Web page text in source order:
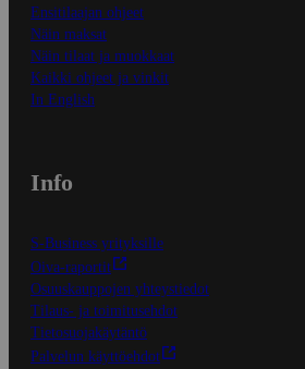
Ensitilaajan ohjeet
Näin maksat
Näin tilaat ja muokkaat
Kaikki ohjeet ja vinkit
In English
Info
S-Business yrityksille
Oiva-raportit
Osuuskauppojen yhteystiedot
Tilaus- ja toimitusehdot
Tietosuojakäytäntö
Palvelun käyttöehdot